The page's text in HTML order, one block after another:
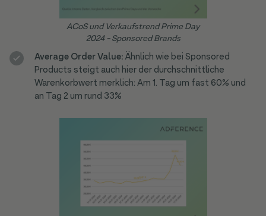
ACoS und Verkaufstrend Prime Day
2024 - Sponsored Brands
Average Order Value:Ähnlich wie bei Sponsored
Products steigt auch hier der durchschnittliche
Warenkorbwert merklich: Am 1. Tag um fast 60% und
an Tag 2 um rund 33%